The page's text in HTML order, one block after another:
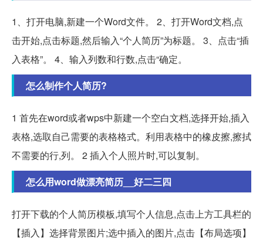
1、打开电脑,新建一个Word文件。 2、打开Word文档,点
击开始,点击标题,然后输入“个人简历”为标题。 3、点击“插
入表格”。 4、输入列数和行数,点击“确定。
怎么制作个人简历?
1 首先在word或者wps中新建一个空白文档,选择开始,插入
表格,选取自己需要的表格格式。利用表格中的橡皮擦,擦拭
不需要的行,列。 2 插入个人照片时,可以复制。
怎么用word做漂亮简历__好二三四
打开下载的个人简历模板,填写个人信息,点击上方工具栏的
【插入】选择背景图片;选中插入的图片,点击【布局选项】